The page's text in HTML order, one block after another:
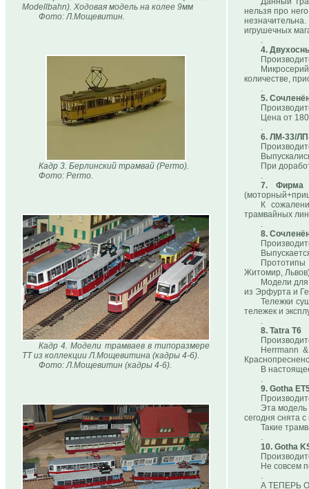
Modellbahn). Ходовая модель на колее 9мм
Фото: Л.Мощевитин.
Кадр 3. Берлинский трамвай (Permo).
Фото: Permo.
Кадр 4. Модели трамваев в типоразмере
ТТ из коллекции Л.Мощевитина (кадры 4-6).
Фото: Л.Мощевитин (кадры 4-6).
нельзя про
игрушечных
.
4.
количестве,
.
5.
Цена от
.
6. ЛМ-33/
При
.
7. Фирма
К
трамвайных
.
8.
Прототипы
Житомир,
Модели
из Эрфурта и
Тележки
тележек и
.
8. Tatra T6
Herrmann
В
.
9. Gotha
Эта модель
сегодня снята
Такие
.
10. Gotha
Не совсем
.
А ТЕПЕРЬ